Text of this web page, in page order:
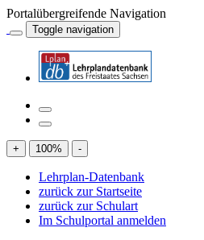
Portalübergreifende Navigation
Toggle navigation
+ 100% -
Lehrplan-Datenbank
zurück zur Startseite
zurück zur Schulart
Im Schulportal anmelden